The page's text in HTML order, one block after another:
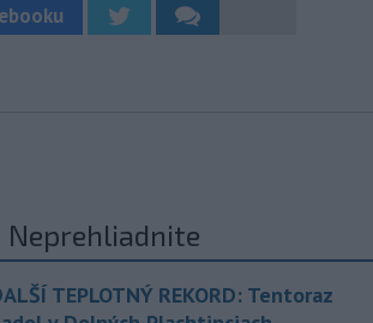
Neprehliadnite
TEPLOTNÝ REKORD: Tentoraz